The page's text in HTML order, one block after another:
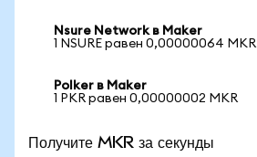
Nsure Network в Maker
1 NSURE равен 0,00000064 MKR
Polker в Maker
1 PKR равен 0,00000002 MKR
Получите MKR за секунды